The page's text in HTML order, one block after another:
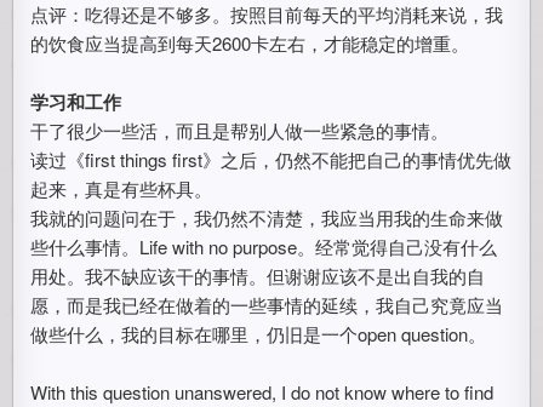
点评：吃得还是不够多。按照目前每天的平均消耗来说，我
的饮食应当提高到每天2600卡左右，才能稳定的增重。
学习和工作
干了很少一些活，而且是帮别人做一些紧急的事情。
读过《first things first》之后，仍然不能把自己的事情优先做
起来，真是有些杯具。
我就的问题问在于，我仍然不清楚，我应当用我的生命来做
些什么事情。Life with no purpose。经常觉得自己没有什么
用处。我不缺应该干的事情。但谢谢应该不是出自我的自
愿，而是我已经在做着的一些事情的延续，我自己究竟应当
做些什么，我的目标在哪里，仍旧是一个open question。
With this question unanswered, I do not know where to find